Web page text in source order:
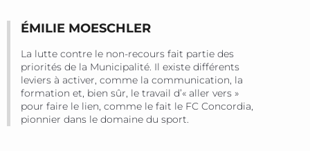
ÉMILIE MOESCHLER
La lutte contre le non-recours fait partie des
priorités de la Municipalité. Il existe différents
leviers à activer, comme la communication, la
formation et, bien sûr, le travail d’« aller vers »
pour faire le lien, comme le fait le FC Concordia,
pionnier dans le domaine du sport.